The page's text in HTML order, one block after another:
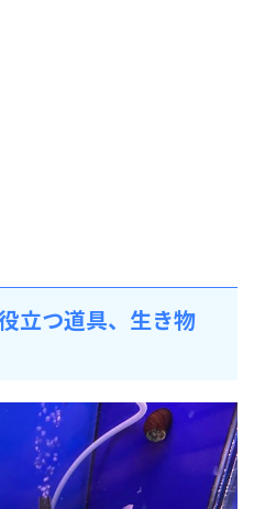
立つ道具、生き物